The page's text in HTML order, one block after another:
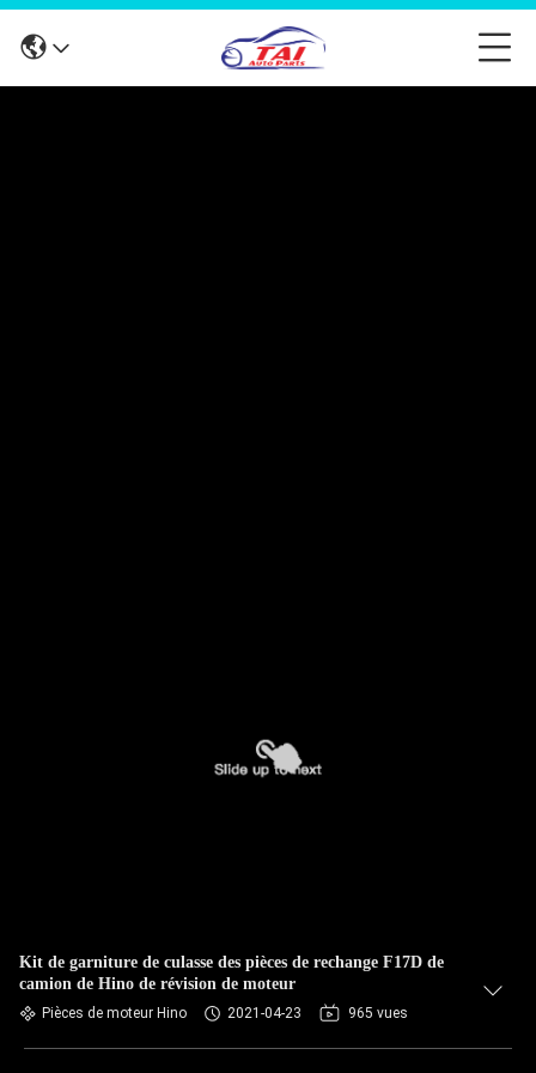
Kit de garniture de culasse des pièces de rechange F17D de
camion de Hino de révision de moteur
Pièces de moteur Hino 2021-04-23 965 vues